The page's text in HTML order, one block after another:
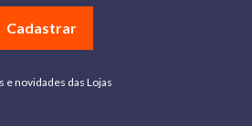
Cadastrar
novidades das Lojas